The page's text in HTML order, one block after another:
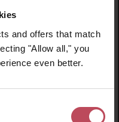
and offers that match
"Allow all," you
even better.
Mario Badescu
Körperpflege Set